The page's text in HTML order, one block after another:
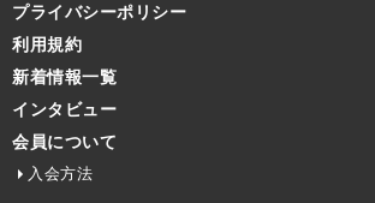
プライバシーポリシー
利用規約
新着情報一覧
インタビュー
会員について
入会方法